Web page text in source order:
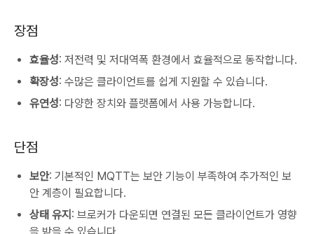
장점
효율성: 저전력 및 저대역폭 환경에서 효율적으로 동작합니다.
확장성: 수많은 클라이언트를 쉽게 지원할 수 있습니다.
유연성: 다양한 장치와 플랫폼에서 사용 가능합니다.
단점
보안: 기본적인 MQTT는 보안 기능이 부족하여 추가적인 보
안 계층이 필요합니다.
상태 유지 : 브로커가 다운되면 연결된 모든 클라이언트가 영향